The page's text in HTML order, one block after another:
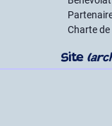
Charte
Site